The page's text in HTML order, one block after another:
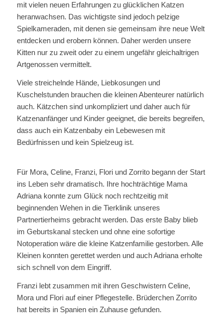
mit vielen neuen Erfahrungen zu glücklichen Katzen
heranwachsen. Das wichtigste sind jedoch pelzige
Spielkameraden, mit denen sie gemeinsam ihre neue Welt
entdecken und erobern können. Daher werden unsere
Kitten nur zu zweit oder zu einem ungefähr gleichaltrigen
Artgenossen vermittelt.
Viele streichelnde Hände, Liebkosungen und
Kuschelstunden brauchen die kleinen Abenteurer natürlich
auch. Kätzchen sind unkompliziert und daher auch für
Katzenanfänger und Kinder geeignet, die bereits begreifen,
dass auch ein Katzenbaby ein Lebewesen mit
Bedürfnissen und kein Spielzeug ist.
Für Mora, Celine, Franzi, Flori und Zorrito begann der Start
ins Leben sehr dramatisch. Ihre hochträchtige Mama
Adriana konnte zum Glück noch rechtzeitig mit
beginnenden Wehen in die Tierklinik unseres
Partnertierheims gebracht werden. Das erste Baby blieb
im Geburtskanal stecken und ohne eine sofortige
Notoperation wäre die kleine Katzenfamilie gestorben. Alle
Kleinen konnten gerettet werden und auch Adriana erholte
sich schnell von dem Eingriff.
Franzi lebt zusammen mit ihren Geschwistern Celine,
Mora und Flori auf einer Pflegestelle. Brüderchen Zorrito
hat bereits in Spanien ein Zuhause gefunden.